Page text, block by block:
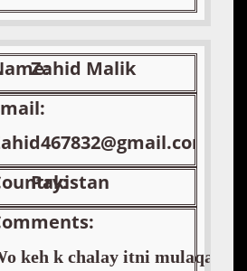
Zahid Malik
Pakistan
keh k chalay itni mulaqat